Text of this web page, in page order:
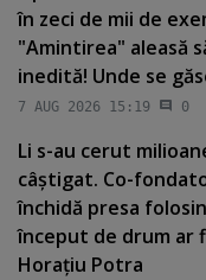
în zeci de mii de
"Amintirea" aleasă
inedită! Unde se
7 AUG 2026 15:19 0
Li s-au cerut
câştigat. Co-
închidă presa
început de drum ar
Horaţiu Potra